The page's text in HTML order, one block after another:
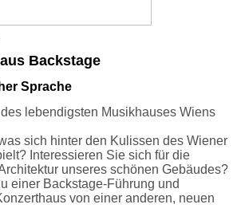
Backstage
Sprache
lebendigsten Musikhauses Wiens
sich hinter den Kulissen des Wiener
Interessieren Sie sich für die
unseres schönen Gebäudes?
einer Backstage-Führung und
von einer anderen, neuen